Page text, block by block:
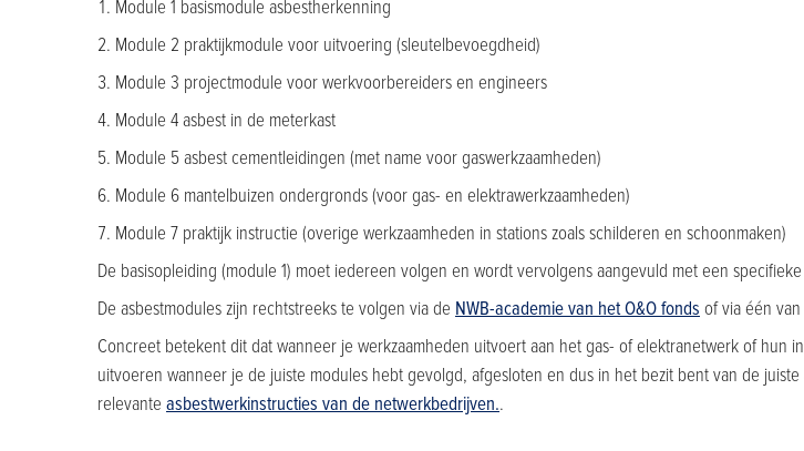
Module 1 basismodule asbestherkenning
Module 2 praktijkmodule voor uitvoering (sleutelbevoegdheid)
Module 3 projectmodule voor werkvoorbereiders en engineers
Module 4 asbest in de meterkast
Module 5 asbest cementleidingen (met name voor gaswerkzaamheden)
Module 6 mantelbuizen ondergronds (voor gas- en elektrawerkzaamheden)
Module 7 praktijk instructie (overige werkzaamheden in stations zoals schilderen en schoonmaken)
De basisopleiding (module 1) moet iedereen volgen en wordt vervolgens aangevuld met een
De asbestmodules zijn rechtstreeks te volgen via de NWB-academie van het O&O fonds of via één
Concreet betekent dit dat wanneer je werkzaamheden uitvoert aan het gas- of elektranetwerk of hun
uitvoeren wanneer je de juiste modules hebt gevolgd, afgesloten en dus in het bezit bent van de
relevante asbestwerkinstructies van de netwerkbedrijven..